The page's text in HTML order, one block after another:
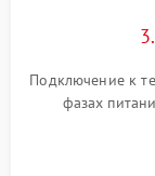
Подключение к
фазах